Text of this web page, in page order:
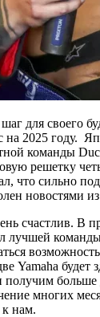
для своего
на 2025 году.
команды
решетку
что сильно
новостями
счастлив. В
лучшей
Yamaha будет
получим
многих
к нам.